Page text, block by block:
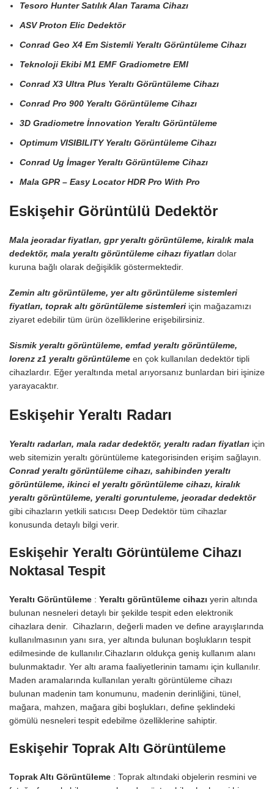
Tesoro Hunter Satılık Alan Tarama Cihazı
ASV Proton Elic Dedektör
Conrad Geo X4 Em Sistemli Yeraltı Görüntüleme Cihazı
Teknoloji Ekibi M1 EMF Gradiometre EMI
Conrad X3 Ultra Plus Yeraltı Görüntüleme Cihazı
Conrad Pro 900 Yeraltı Görüntüleme Cihazı
3D Gradiometre İnnovation Yeraltı Görüntüleme
Optimum VISIBILITY Yeraltı Görüntüleme Cihazı
Conrad Ug İmager Yeraltı Görüntüleme Cihazı
Mala GPR – Easy Locator HDR Pro With Pro
Eskişehir Görüntülü Dedektör
Mala jeoradar fiyatları, gpr yeraltı görüntüleme, kiralık mala
dedektör, mala yeraltı görüntüleme cihazı fiyatları dolar
kuruna bağlı olarak değişiklik göstermektedir.
Zemin altı görüntüleme, yer altı görüntüleme sistemleri
fiyatları, toprak altı görüntüleme sistemleri için mağazamızı
ziyaret edebilir tüm ürün özelliklerine erişebilirsiniz.
Sismik yeraltı görüntüleme, emfad yeraltı görüntüleme,
lorenz z1 yeraltı görüntüleme en çok kullanılan dedektör tipli
cihazlardır. Eğer yeraltında metal arıyorsanız bunlardan biri işinize
yarayacaktır.
Eskişehir Yeraltı Radarı
Yeraltı radarları, mala radar dedektör, yeraltı radarı fiyatları için
web sitemizin yeraltı görüntüleme kategorisinden erişim sağlayın.
Conrad yeraltı görüntüleme cihazı, sahibinden yeraltı
görüntüleme, ikinci el yeraltı görüntüleme cihazı, kiralık
yeraltı görüntüleme, yeralti goruntuleme, jeoradar dedektör
gibi cihazların yetkili satıcısı Deep Dedektör tüm cihazlar
konusunda detaylı bilgi verir.
Eskişehir Yeraltı Görüntüleme Cihazı
Noktasal Tespit
Yeraltı Görüntüleme : Yeraltı görüntüleme cihazı yerin altında
bulunan nesneleri detaylı bir şekilde tespit eden elektronik
cihazlara denir. Cihazların, değerli maden ve define arayışlarında
kullanılmasının yanı sıra, yer altında bulunan boşlukların tespit
edilmesinde de kullanılır.Cihazların oldukça geniş kullanım alanı
bulunmaktadır. Yer altı arama faaliyetlerinin tamamı için kullanılır.
Maden aramalarında kullanılan yeraltı görüntüleme cihazı
bulunan madenin tam konumunu, madenin derinliğini, tünel,
mağara, mahzen, mağara gibi boşlukları, define şeklindeki
gömülü nesneleri tespit edebilme özelliklerine sahiptir.
Eskişehir Toprak Altı Görüntüleme
Toprak Altı Görüntüleme : Toprak altındaki objelerin resmini ve